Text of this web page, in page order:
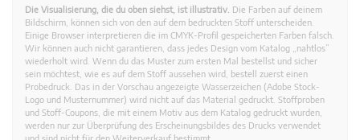
Die Visualisierung, die du oben siehst, ist illustrativ. Die Farben auf deinem
Bildschirm, können sich von den auf dem bedruckten Stoff unterscheiden.
Einige Browser interpretieren die im CMYK-Profil gespeicherten Farben falsch.
Wir können auch nicht garantieren, dass jedes Design vom Katalog „nahtlos”
wiederholt wird. Wenn du das Muster zum ersten Mal bestellst und sicher
sein möchtest, wie es auf dem Stoff aussehen wird, bestell zuerst einen
Probedruck. Das in der Vorschau angezeigte Wasserzeichen (Adobe Stock-
Logo und Musternummer) wird nicht auf das Material gedruckt. Stoffproben
und Stoff-Coupons, die mit einem Motiv aus dem Katalog gedruckt wurden,
werden nur zur Überprüfung des Erscheinungsbildes des Drucks verwendet